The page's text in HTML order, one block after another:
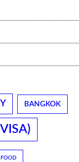
BANGKOK
FOOD